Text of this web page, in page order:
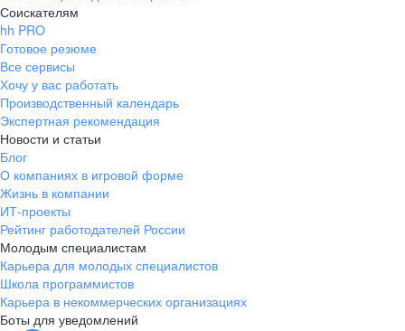
Соискателям
hh PRO
Готовое резюме
Все сервисы
Хочу у вас работать
Производственный календарь
Экспертная рекомендация
Новости и статьи
Блог
О компаниях в игровой форме
Жизнь в компании
ИТ-проекты
Рейтинг работодателей России
Молодым специалистам
Карьера для молодых специалистов
Школа программистов
Карьера в некоммерческих организациях
Боты для уведомлений